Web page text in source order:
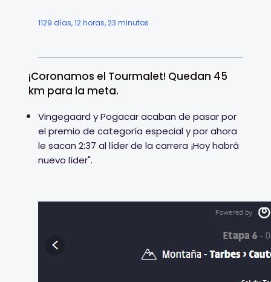
1129 días, 12 horas, 23 minutos
¡Coronamos el Tourmalet! Quedan 45
km para la meta.
Vingegaard y Pogacar acaban de pasar por
el premio de categoría especial y por ahora
le sacan 2:37 al líder de la carrera ¡Hoy habrá
nuevo líder".